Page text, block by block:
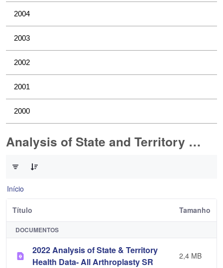
2004
2003
2002
2001
2000
Analysis of State and Territory Health Data
Início
Título Tamanho
DOCUMENTOS
2022 Analysis of State & Territory
Health Data- All Arthroplasty SR
2,4 MB